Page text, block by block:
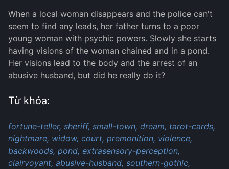
When a local woman disappears and the police can't
seem to find any leads, her father turns to a poor
young woman with psychic powers. Slowly she starts
having visions of the woman chained and in a pond.
Her visions lead to the body and the arrest of an
abusive husband, but did he really do it?
Từ khóa:
fortune-teller, sheriff, small-town, dream, tarot-cards,
nightmare, widow, court, premonition, violence,
backwoods, pond, extrasensory-perception,
clairvoyant, abusive-husband, southern-gothic,